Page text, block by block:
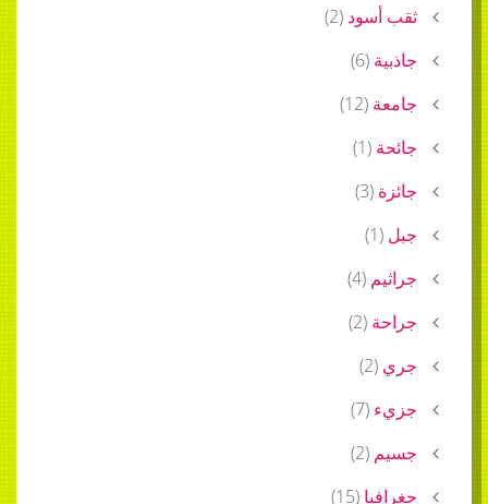
ثقب أسود (
2
)
جاذبية (
6
)
جامعة (
12
)
جائحة (
1
)
جائزة (
3
)
جبل (
1
)
جراثيم (
4
)
جراحة (
2
)
جري (
2
)
جزيء (
7
)
جسيم (
2
)
جغرافيا (
15
)